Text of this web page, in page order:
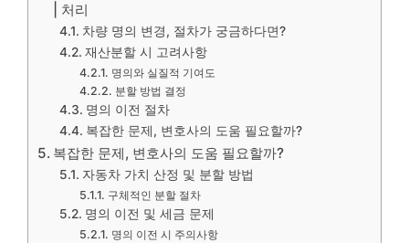
| 처리
차량 명의 변경, 절차가 궁금하다면?
재산분할 시 고려사항
명의와 실질적 기여도
분할 방법 결정
명의 이전 절차
복잡한 문제, 변호사의 도움 필요할까?
복잡한 문제, 변호사의 도움 필요할까?
자동차 가치 산정 및 분할 방법
구체적인 분할 절차
명의 이전 및 세금 문제
명의 이전 시 주의사항